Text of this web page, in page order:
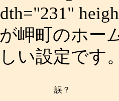
岬町のホー
い設定です
誤？